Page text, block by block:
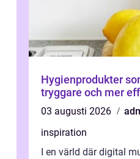
Hygienprodukter
tryggare och mer
03 augusti 2026
inspiration
I en värld där digital